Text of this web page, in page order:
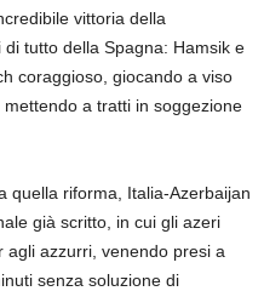
vittoria della
tutto della Spagna: Hamsik e
coraggioso, giocando a viso
a tratti in soggezione
quella riforma, Italia-Azerbaijan
già scritto, in cui gli azeri
azzurri, venendo presi a
senza soluzione di